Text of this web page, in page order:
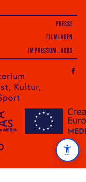
PRESSE
FILMLADEN
IMPRESSUM, AGBS